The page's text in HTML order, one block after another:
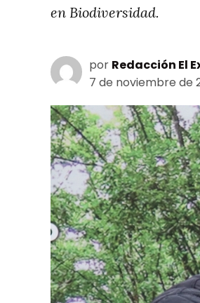
en Biodiversidad.
por Redacción El
7 de noviembre de